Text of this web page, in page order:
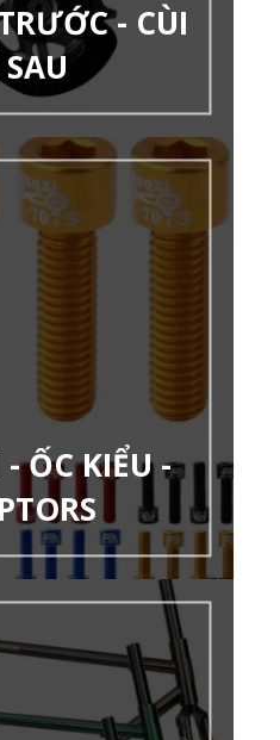
- CÙI
ỐC KIỂU -